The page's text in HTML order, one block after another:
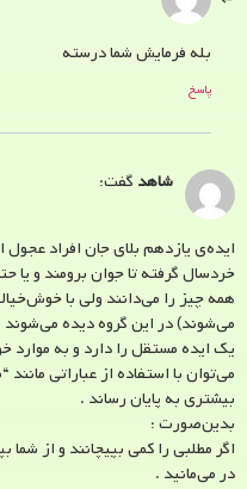
بله فرمایش شما درسته
پاسخ
شاهد گفت:
ایده‌ی یازدهم بلای جان افراد
خردسال گرفته تا جوان برومند و یا
همه چیز را می‌دانند ولی با
یک ایده مستقل را دارد و به موارد
می‌توان با استفاده از عباراتی
بیشتری به پایان رساند .
بدین‌صورت :
اگر مطلبی را کمی بپیچانند و از
در می‌مانید .